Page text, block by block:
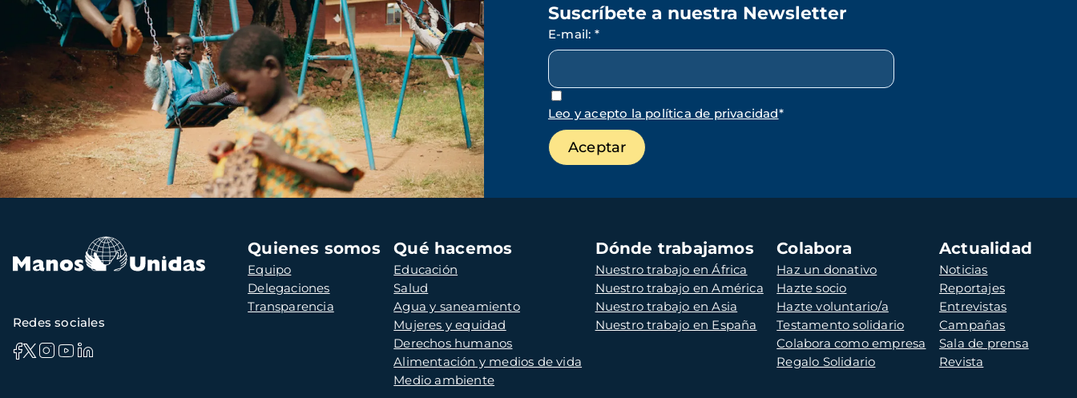
Suscríbete a nuestra Newsletter
E-mail: *
Leo y acepto la política de privacidad*
Navegación
principal
Quienes somos
Equipo
Delegaciones
Transparencia
Qué hacemos
Educación
Salud
Agua y saneamiento
Mujeres y equidad
Derechos humanos
Alimentación y medios de vida
Medio ambiente
Dónde trabajamos
Nuestro trabajo en África
Nuestro trabajo en América
Nuestro trabajo en Asia
Nuestro trabajo en España
Colabora
Haz un donativo
Hazte socio
Hazte voluntario/a
Testamento solidario
Colabora como empresa
Regalo Solidario
Actualidad
Noticias
Reportajes
Entrevistas
Campañas
Sala de prensa
Revista
Redes sociales